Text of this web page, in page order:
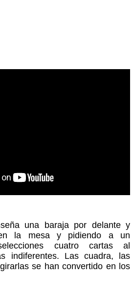
una baraja por delante y
la mesa y pidiendo a un
cuatro cartas al
indiferentes. Las cuadra, las
se han convertido en los